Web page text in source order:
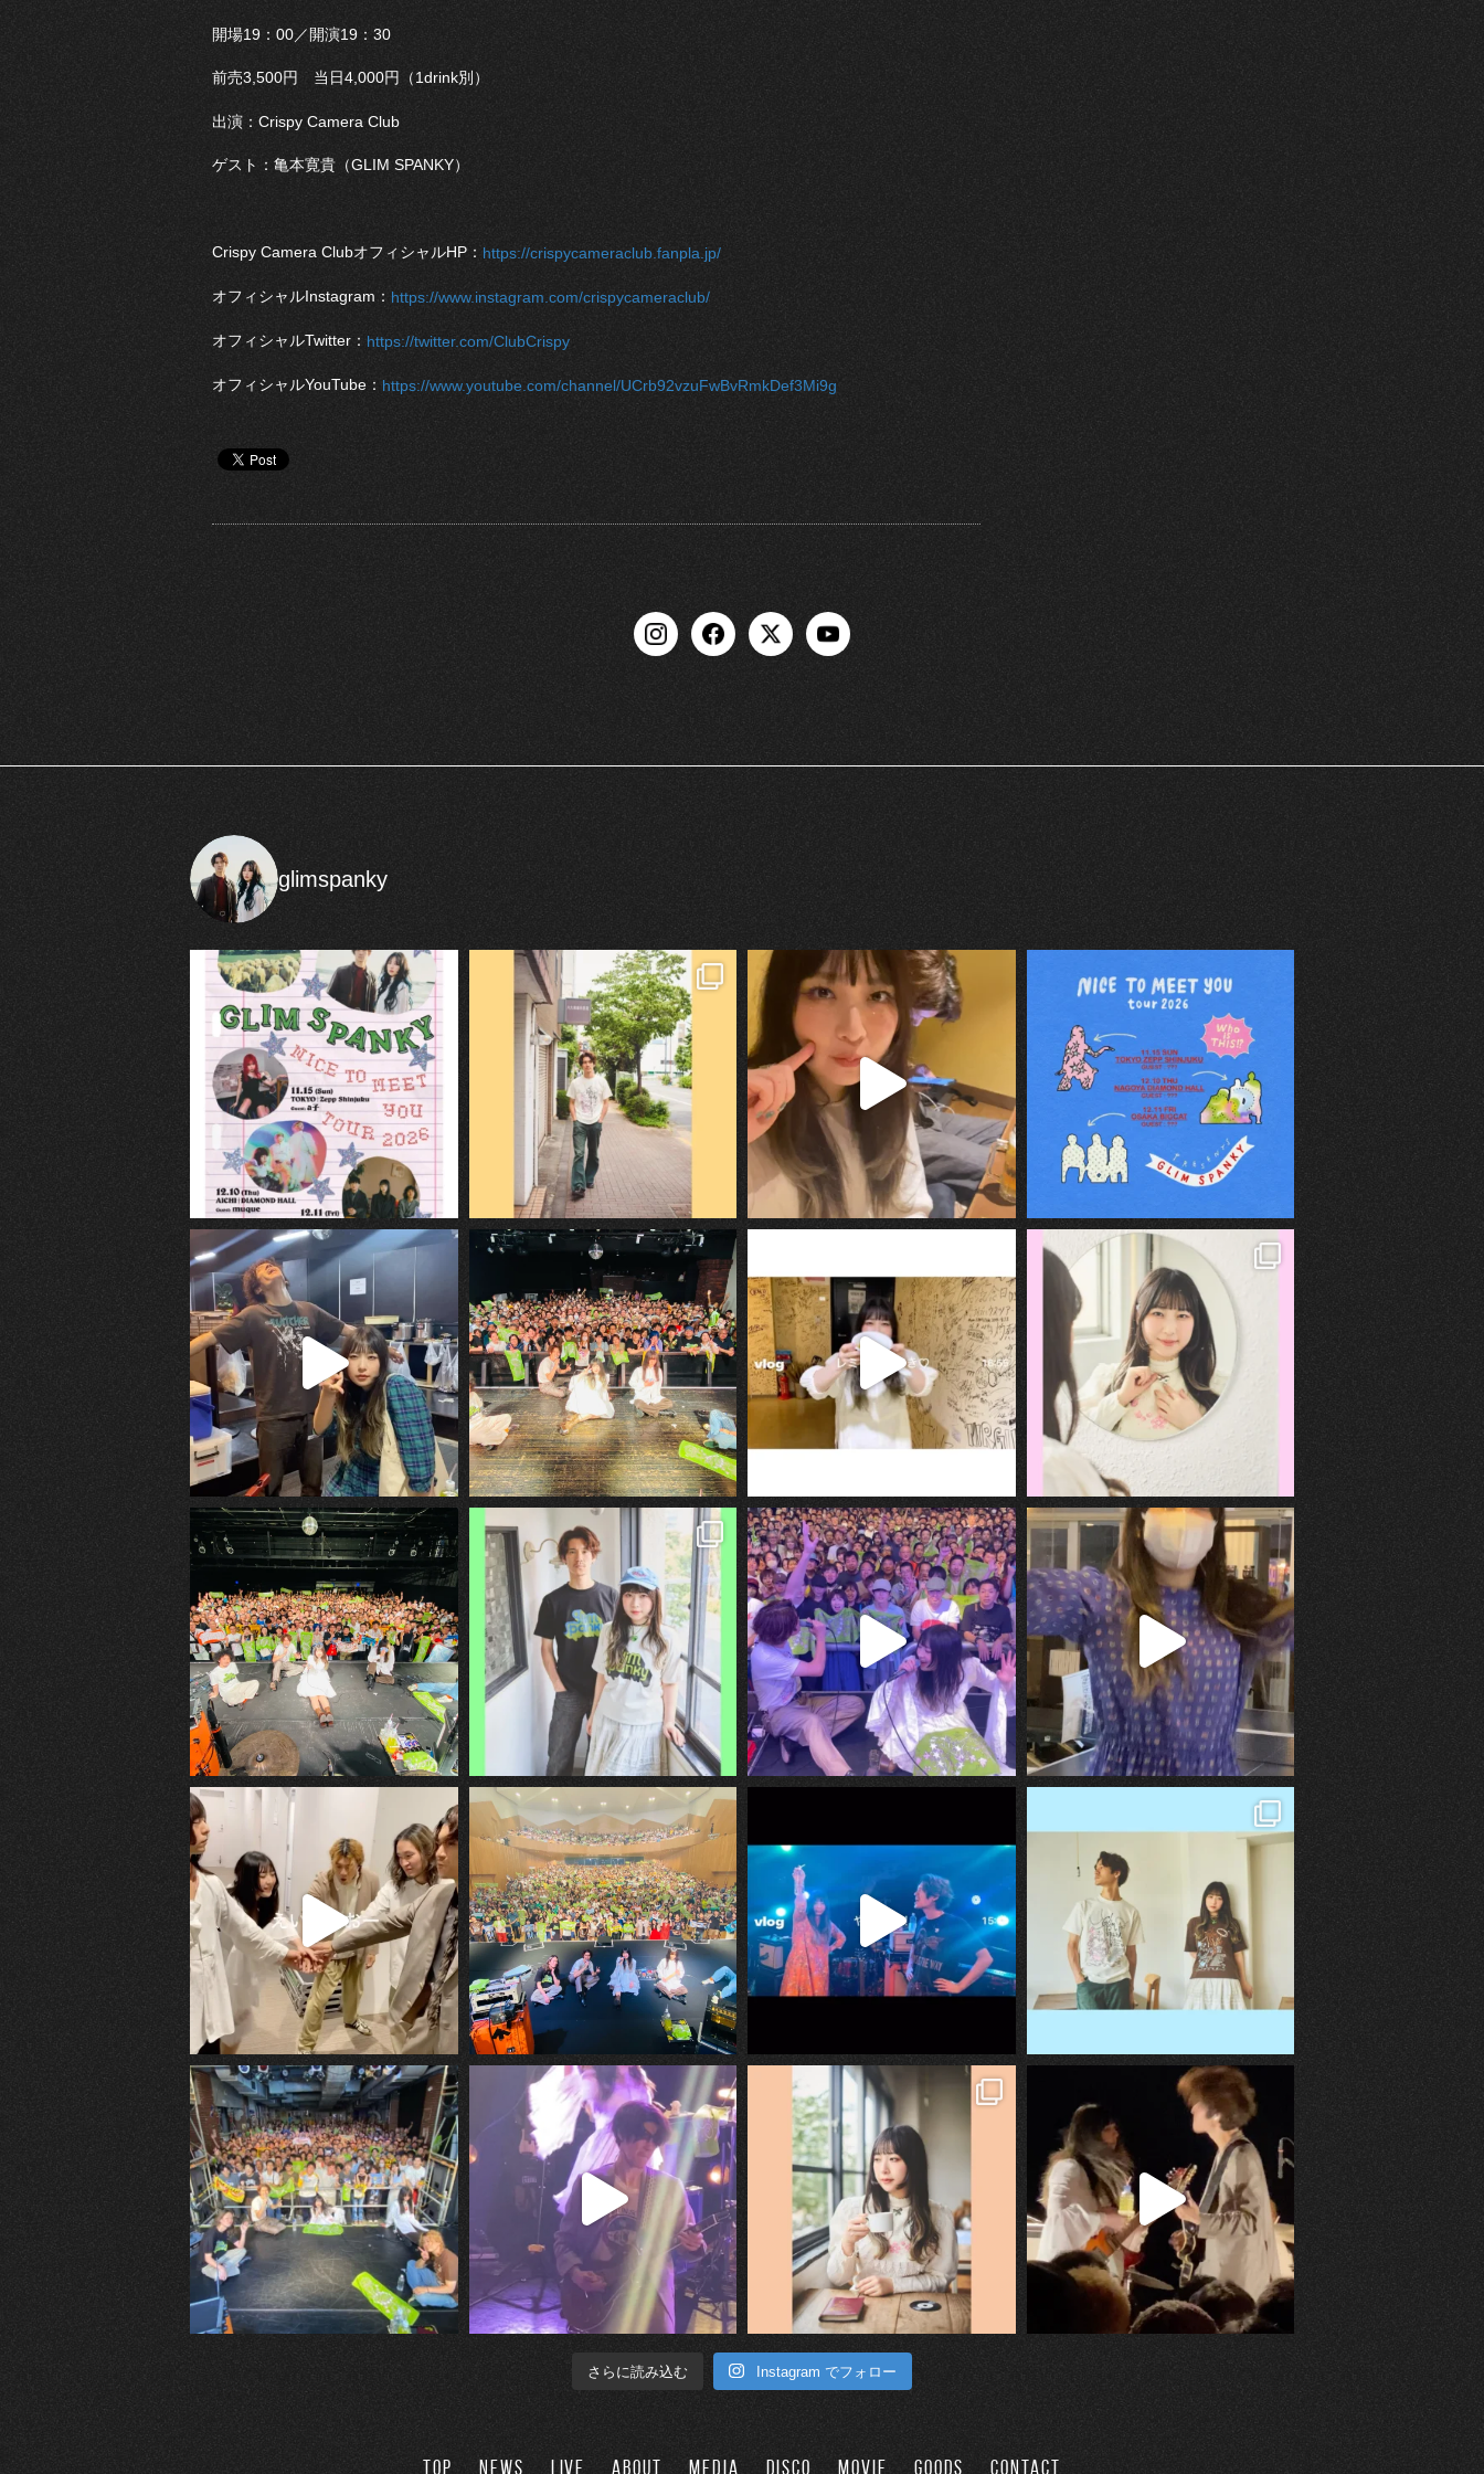
開場19：00／開演19：30
前売3,500円 当日4,000円（1drink別）
出演：Crispy Camera Club
ゲスト：亀本寛貴（GLIM SPANKY）
Crispy Camera ClubオフィシャルHP： https://crispycameraclub.fanpla.jp/
オフィシャルInstagram： https://www.instagram.com/crispycameraclub/
オフィシャルTwitter： https://twitter.com/ClubCrispy
オフィシャルYouTube： https://www.youtube.com/channel/UCrb92vzuFwBvRmkDef3Mi9g
glimspanky
さらに読み込む Instagram でフォロー
TOP NEWS LIVE ABOUT MEDIA DISCO MOVIE GOODS CONTACT